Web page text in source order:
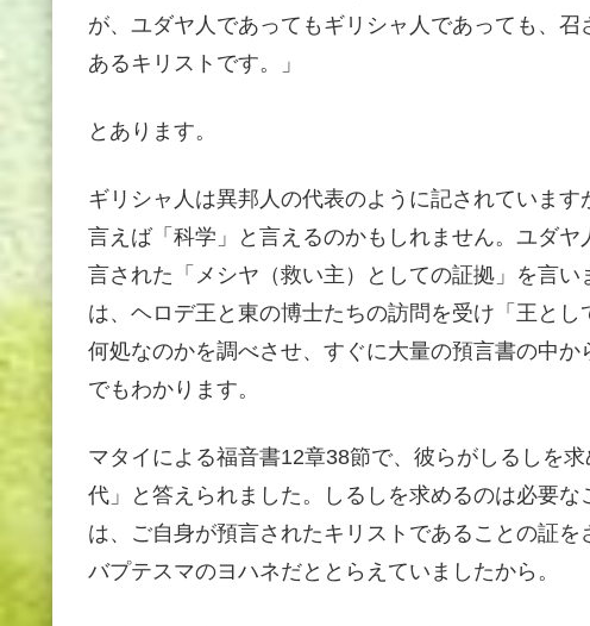
が、ユダヤ人であってもギリシャ人であっても、
あるキリストです。」
とあります。
ギリシャ人は異邦人の代表のように記されていま
言えば「科学」と言えるのかもしれません。ユダ
言された「メシヤ（救い主）としての証拠」を言
は、ヘロデ王と東の博士たちの訪問を受け「王と
何処なのかを調べさせ、すぐに大量の預言書の中
でもわかります。
マタイによる福音書12章38節で、彼らがしるしを
代」と答えられました。しるしを求めるのは必要
は、ご自身が預言されたキリストであることの証
バプテスマのヨハネだととらえていましたから。